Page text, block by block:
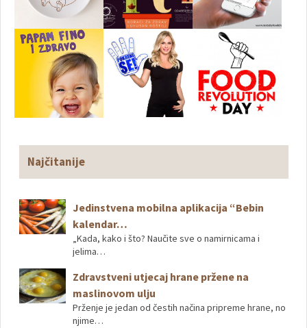
Najčitanije
Jedinstvena mobilna aplikacija “Bebin
kalendar…
„Kada, kako i što? Naučite sve o namirnicama i
jelima…
Zdravstveni utjecaj hrane pržene na
maslinovom ulju
Prženje je jedan od čestih načina pripreme hrane, no
njime…